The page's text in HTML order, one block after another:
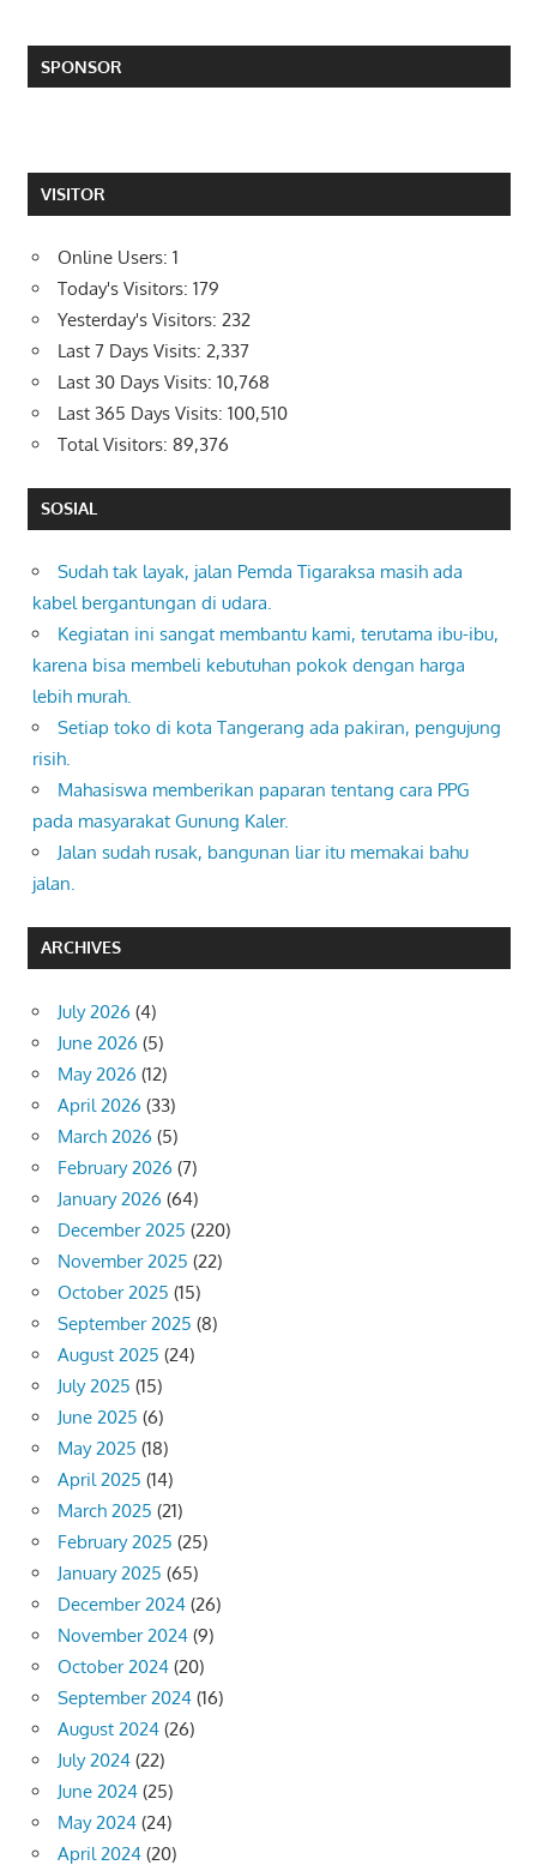
SPONSOR
VISITOR
Online Users: 1
Today's Visitors: 179
Yesterday's Visitors: 232
Last 7 Days Visits: 2,337
Last 30 Days Visits: 10,768
Last 365 Days Visits: 100,510
Total Visitors: 89,376
SOSIAL
Sudah tak layak, jalan Pemda Tigaraksa masih ada
kabel bergantungan di udara.
Kegiatan ini sangat membantu kami, terutama ibu-ibu,
karena bisa membeli kebutuhan pokok dengan harga
lebih murah.
Setiap toko di kota Tangerang ada pakiran, pengujung
risih.
Mahasiswa memberikan paparan tentang cara PPG
pada masyarakat Gunung Kaler.
Jalan sudah rusak, bangunan liar itu memakai bahu
jalan.
ARCHIVES
July 2026 (4)
June 2026 (5)
May 2026 (12)
April 2026 (33)
March 2026 (5)
February 2026 (7)
January 2026 (64)
December 2025 (220)
November 2025 (22)
October 2025 (15)
September 2025 (8)
August 2025 (24)
July 2025 (15)
June 2025 (6)
May 2025 (18)
April 2025 (14)
March 2025 (21)
February 2025 (25)
January 2025 (65)
December 2024 (26)
November 2024 (9)
October 2024 (20)
September 2024 (16)
August 2024 (26)
July 2024 (22)
June 2024 (25)
May 2024 (24)
April 2024 (20)